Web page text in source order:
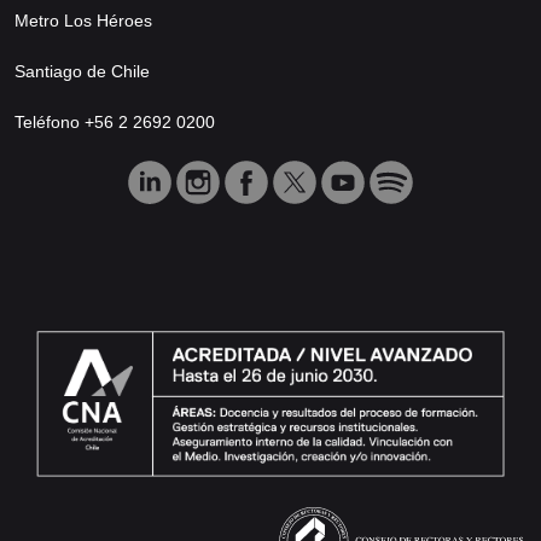
Metro Los Héroes
Santiago de Chile
Teléfono +56 2 2692 0200